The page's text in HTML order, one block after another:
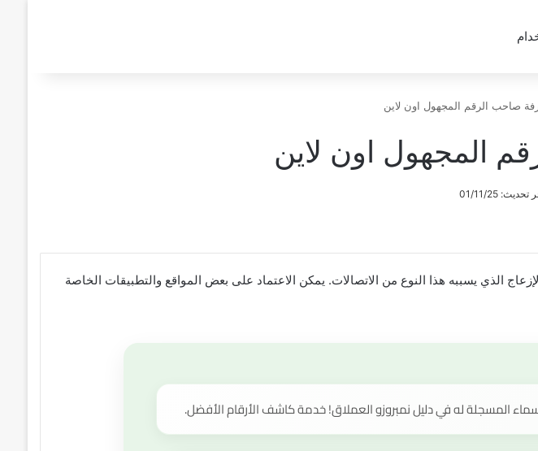
صاحب الرقم المجهول اون لاين
المجهول اون لاين
تحديث: 01/11/25
الذي يسببه هذا النوع من الاتصالات. يمكن الاعتماد على بعض المواقع والتطبيقات الخاصة
المسجلة له في دليل نمبروزو العملاق! خدمة كاشف الأرقام الأفضل.